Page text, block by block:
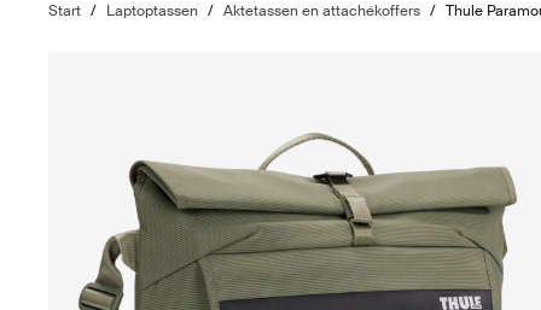
Start / Laptoptassen / Aktetassen en attachékoffers / Thule